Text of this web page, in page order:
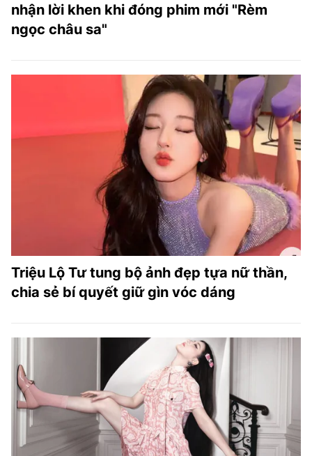
nhận lời khen khi đóng phim mới "Rèm
ngọc châu sa"
Triệu Lộ Tư tung bộ ảnh đẹp tựa nữ thần,
chia sẻ bí quyết giữ gìn vóc dáng